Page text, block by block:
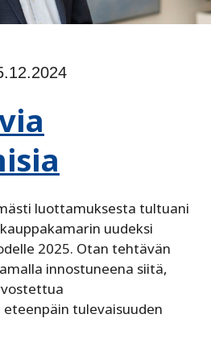
luottamuksesta tultuani
uudeksi
2025. Otan tehtävän
innostuneena siitä,
tulevaisuuden